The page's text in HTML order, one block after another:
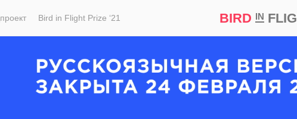
Bird in Flight Prize ‘21 BIRD IN